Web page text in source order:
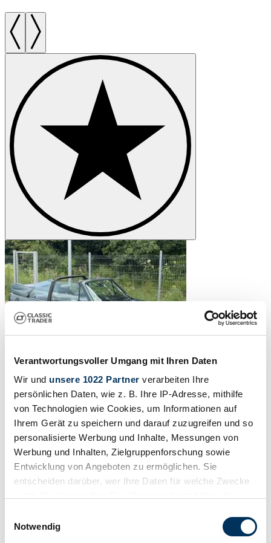
Verantwortungsvoller Umgang mit Ihren Daten
Wir und unsere 1022 Partner verarbeiten Ihre
persönlichen Daten, wie z. B. Ihre IP-Adresse, mithilfe
von Technologien wie Cookies, um Informationen auf
Ihrem Gerät zu speichern und darauf zuzugreifen und so
personalisierte Werbung und Inhalte, Messungen von
Werbung und Inhalten, Zielgruppenforschung sowie
Entwicklung von Angeboten zu ermöglichen. Sie
entscheiden darüber, wer Ihre Daten für welche Zwecke
Trigger Symbol ändern oder widerrufen
Notwendig